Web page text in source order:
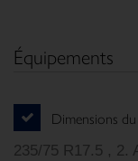
Équipements
Dimensions
235/75 R17.5 , 2.